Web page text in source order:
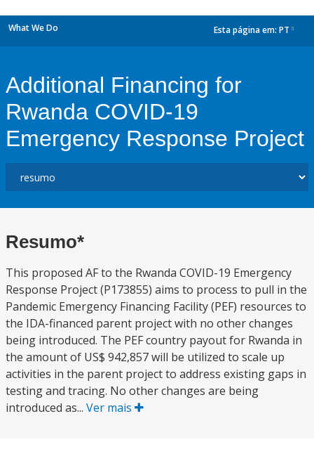
What We Do Esta página em: PT
Additional Financing for
Rwanda COVID-19
Emergency Response Project
Resumo*
This proposed AF to the Rwanda COVID-19 Emergency
Response Project (P173855) aims to process to pull in the
Pandemic Emergency Financing Facility (PEF) resources to
the IDA-financed parent project with no other changes
being introduced. The PEF country payout for Rwanda in
the amount of US$ 942,857 will be utilized to scale up
activities in the parent project to address existing gaps in
testing and tracing. No other changes are being
introduced as... Ver mais